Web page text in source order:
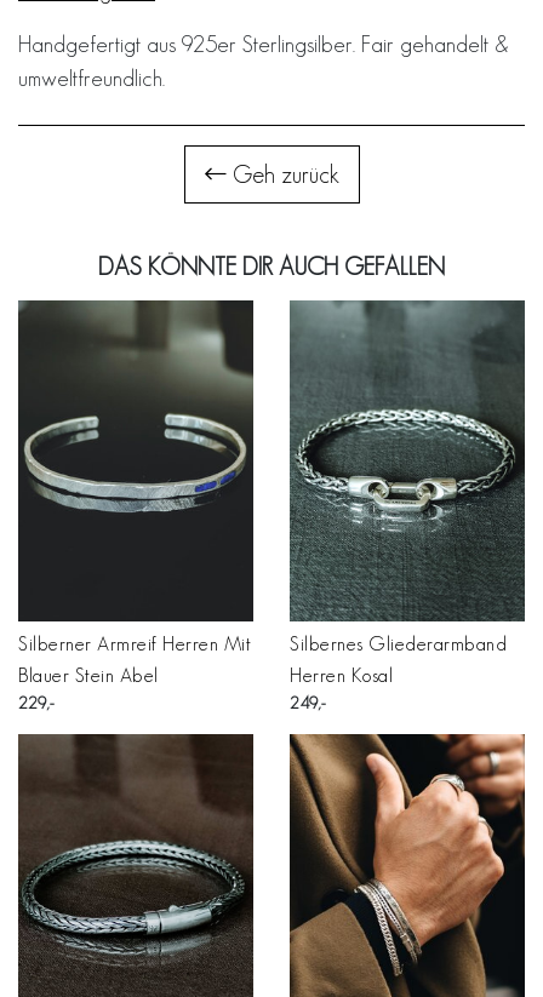
Handgefertigt aus 925er Sterlingsilber. Fair gehandelt &
umweltfreundlich.
Geh zurück
DAS KÖNNTE DIR AUCH GEFALLEN
Silberner Armreif Herren Mit
Blauer Stein Abel
229
Silbernes Gliederarmband
Herren Kosal
249